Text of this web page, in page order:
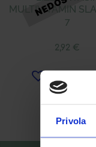
Privola
MULTIVITAMIN
7
2,92 €